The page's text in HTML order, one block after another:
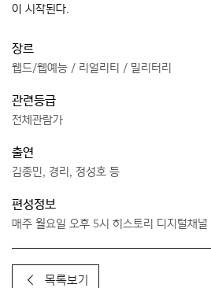
이 시작된다.
장르
웹드/웹예능 / 리얼리티 / 밀리터리
관련등급
전체관람가
출연
김종민, 경리, 정성호 등
편성정보
매주 월요일 오후 5시 히스토리 디지털채널
목록보기